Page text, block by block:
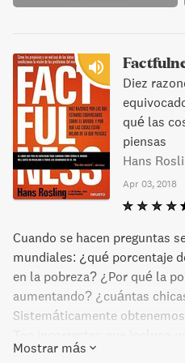
concretos que nos
Diez
qué las
piensas
Hans
Apr 03, 2018
Cuando se hacen preguntas
mundiales: ¿qué porcentaje
en la pobreza? ¿Por qué la
aumentando? ¿cuántas
Sistemáticamente
respuestas al azar superará
Mostrar más